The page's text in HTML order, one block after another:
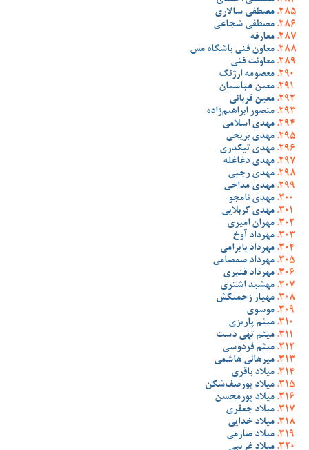
مصطفی سالاری
مصطفی شجاعی
معارفه
معاون فنی باشگاه مس
معاونت فنی
معصومه ارژنگ
معین عباسیان
معین قربانی
منصور ابراهیم‌زاده
مهدی اسلامی
مهدی بریحی
مهدی تیکدری
مهدی دغاغله
مهدی رجبی
مهدی مداحی
مهدی نامجو
مهدی کربلایی
مهران امیری
مهرداد آوخ
مهرداد بایرامی
مهرداد صمصامی
مهرداد قنبری
مهشید اشتری
مهیار زحمتکش
موسوی
میثم پاریزی
میثم تهی دست
میثم فردوسی
میرهانی هاشمی
میلاد باقری
میلاد پورصف‌شکن
میلاد پورمحسن
میلاد جعفری
میلاد خدایی
میلاد صارمی
میلاد غریبی